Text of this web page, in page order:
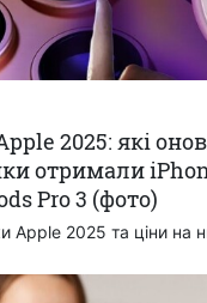
2025: які
отримали
Pro 3 (фото)
Apple 2025 та ціни на